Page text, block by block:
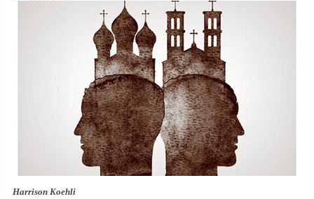
Harrison Koehli